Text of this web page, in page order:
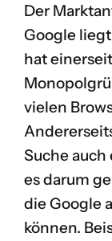
Der
Google liegt
hat
vielen
Suche auch
es darum
die Google
können.